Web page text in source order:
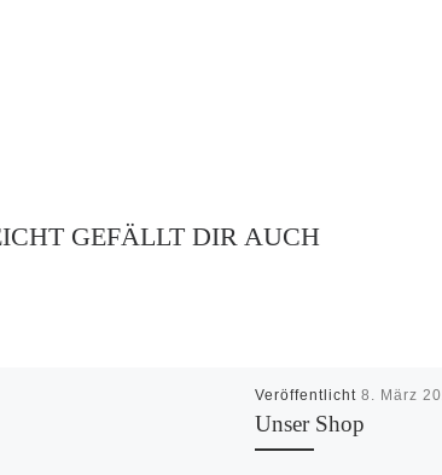
GEFÄLLT DIR AUCH
Veröffentlicht8. März
Unser Shop